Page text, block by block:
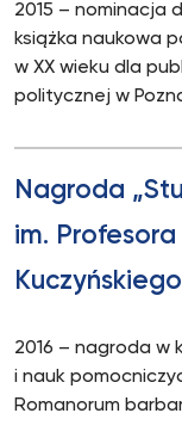
2015 – nominacja
książka naukowa
w XX wieku dla
politycznej w
Nagroda
im.
Kuczyńskiego
2016 – nagroda w
i nauk
Romanorum